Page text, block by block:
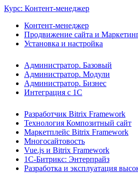
Курс: Контент-менеджер
Контент-менеджер
Продвижение сайта и
Установка и настройка
Администратор. Базовый
Администратор. Модули
Администратор. Бизнес
Интеграция с 1С
Разработчик Bitrix Framework
Технология Композитный сайт
Маркетплейс Bitrix Framework
Многосайтовость
Vue.js и Bitrix Framework
1С-Битрикс: Энтерпрайз
Разработка и эксплуатация